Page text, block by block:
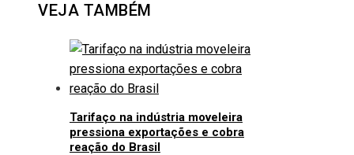
VEJA TAMBÉM
Tarifaço na indústria moveleira
pressiona exportações e cobra
reação do Brasil